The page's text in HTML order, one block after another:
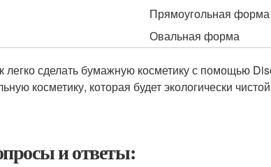
Прямоугольная форма
Овальная форма
легко сделать бумажную косметику с помощью
косметику, которая будет экологически
и ответы: